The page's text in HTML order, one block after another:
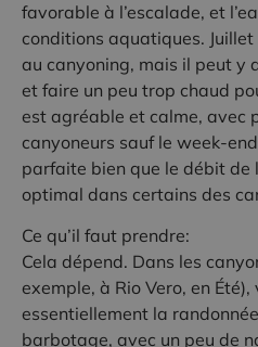
favorable à l’escalade, et
conditions aquatiques.
au canyoning, mais il peut y
et faire un peu trop chaud
est agréable et calme, avec
canyoneurs sauf le week-
parfaite bien que le débit de
optimal dans certains des
Ce qu’il faut prendre:
Cela dépend. Dans les
exemple, à Rio Vero, en
essentiellement la
barbotage, avec un peu de